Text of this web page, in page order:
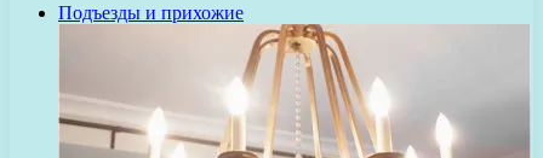
Подъезды и прихожие